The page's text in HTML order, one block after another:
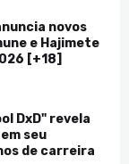
novos
e Hajimete
[+18]
DxD" revela
seu
de carreira